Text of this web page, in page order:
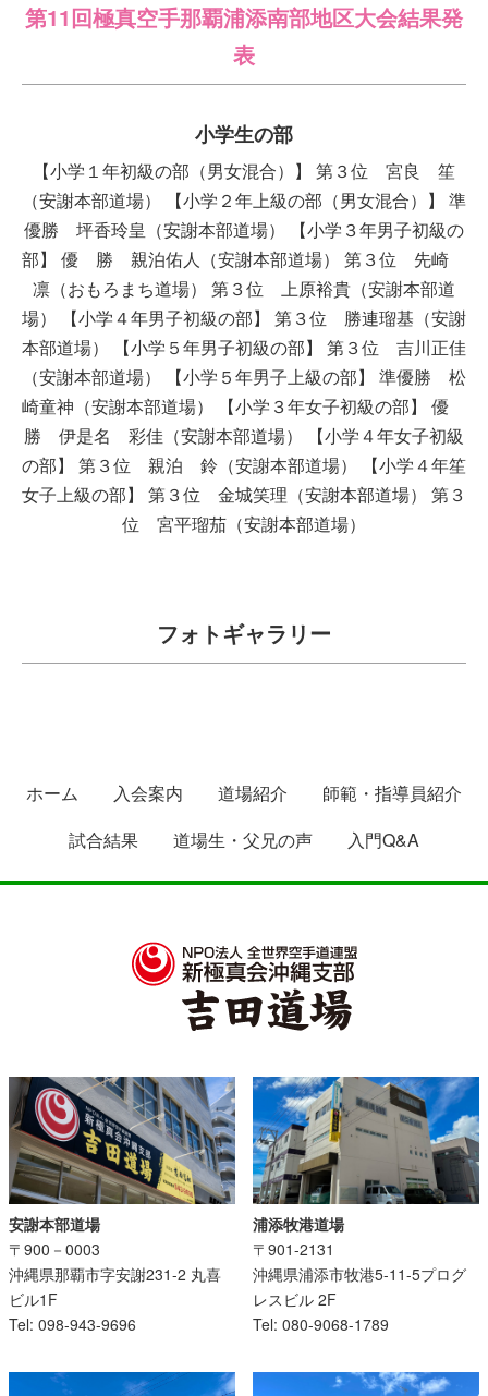
第11回極真空手那覇浦添南部地区大会結果発
表
小学生の部
【小学１年初級の部（男女混合）】 第３位 宮良 笙
（安謝本部道場） 【小学２年上級の部（男女混合）】 準
優勝 坪香玲皇（安謝本部道場） 【小学３年男子初級の
部】 優 勝 親泊佑人（安謝本部道場） 第３位 先崎
凛（おもろまち道場） 第３位 上原裕貴（安謝本部道
場） 【小学４年男子初級の部】 第３位 勝連瑠基（安謝
本部道場） 【小学５年男子初級の部】 第３位 吉川正佳
（安謝本部道場） 【小学５年男子上級の部】 準優勝 松
崎童神（安謝本部道場） 【小学３年女子初級の部】 優
勝 伊是名 彩佳（安謝本部道場） 【小学４年女子初級
の部】 第３位 親泊 鈴（安謝本部道場） 【小学４年笙
女子上級の部】 第３位 金城笑理（安謝本部道場） 第３
位 宮平瑠茄（安謝本部道場）
フォトギャラリー
ホーム 入会案内 道場紹介
師範・指導員紹介
試合結果
道場生・父兄の声 入門Q&A
安謝本部道場
〒900－0003
沖縄県那覇市字安謝231-2 丸喜
ビル1F
Tel: 098-943-9696
浦添牧港道場
〒901-2131
沖縄県浦添市牧港5-11-5プログ
レスビル 2F
Tel: 080-9068-1789